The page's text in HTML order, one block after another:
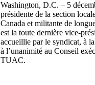
Washington, D.C. – 5
présidente de la section
Canada et militante de
est la toute dernière vice-
accueillie par le syndicat, à
à l’unanimité au Conseil
TUAC.